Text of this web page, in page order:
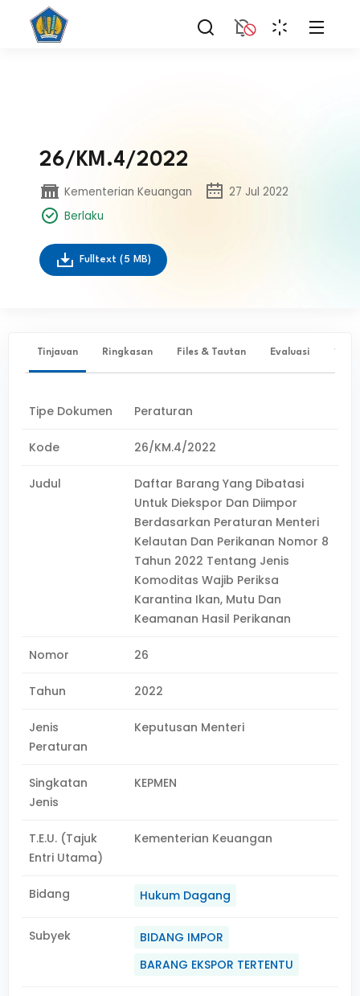
26/KM.4/2022
Kementerian Keuangan
27 Jul 2022
Berlaku
Fulltext (5 MB)
Tinjauan Ringkasan Files & Tautan Evaluasi ✨
Tipe Dokumen Peraturan
Kode 26/KM.4/2022
Judul
Daftar Barang Yang Dibatasi
Untuk Diekspor Dan Diimpor
Berdasarkan Peraturan Menteri
Kelautan Dan Perikanan Nomor 8
Tahun 2022 Tentang Jenis
Komoditas Wajib Periksa
Karantina Ikan, Mutu Dan
Keamanan Hasil Perikanan
Nomor 26
Tahun 2022
Jenis
Peraturan
Keputusan Menteri
Singkatan
Jenis
KEPMEN
T.E.U. (Tajuk
Entri Utama)
Kementerian Keuangan
Bidang Hukum Dagang
Subyek
BIDANG IMPOR
BARANG EKSPOR TERTENTU